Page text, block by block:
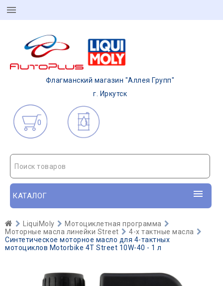
Флагманский магазин "Аллея Групп"
г. Иркутск
0
Поиск товаров
КАТАЛОГ
LiquiMoly
Мотоциклетная программа
Моторные масла линейки Street
4-х тактные масла
Синтетическое моторное масло для 4-тактных
мотоциклов Motorbike 4T Street 10W-40 - 1 л